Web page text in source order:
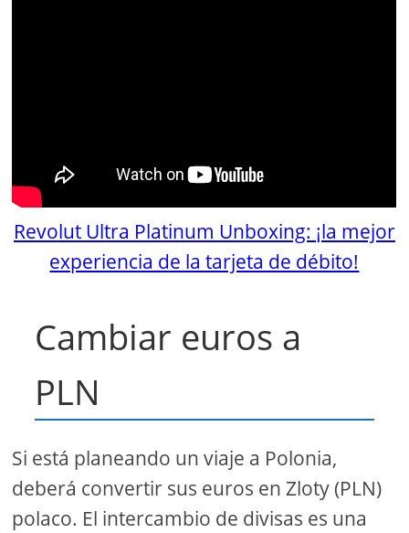
Revolut Ultra Platinum Unboxing: ¡la mejor
experiencia de la tarjeta de débito!
Cambiar euros a
PLN
Si está planeando un viaje a Polonia,
deberá convertir sus euros en Zloty (PLN)
polaco. El intercambio de divisas es una